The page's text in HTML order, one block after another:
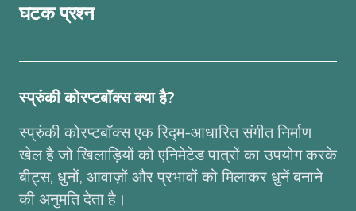
घटक प्रश्न
स्प्रुंकी कोरप्टबॉक्स क्या है?
स्प्रुंकी कोरप्टबॉक्स एक रिद्म-आधारित संगीत निर्माण
खेल है जो खिलाड़ियों को एनिमेटेड पात्रों का उपयोग करके
बीट्स, धुनों, आवाज़ों और प्रभावों को मिलाकर धुनें बनाने
की अनुमति देता है।